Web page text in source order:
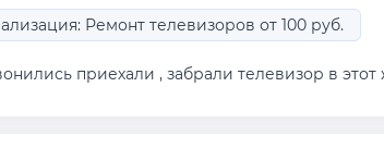
Ремонт телевизоров от 100 руб.
приехали , забрали телевизор в